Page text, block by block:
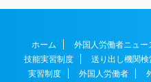
ホーム 外国人労働者ニュー
技能実習制度
送り出し機関検
実習制度
外国人労働者